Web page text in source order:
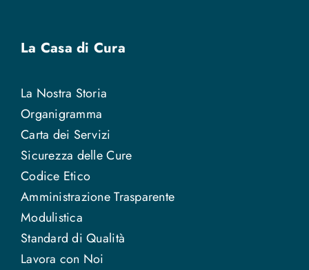
La Casa di Cura
La Nostra Storia
Organigramma
Carta dei Servizi
Sicurezza delle Cure
Codice Etico
Amministrazione Trasparente
Modulistica
Standard di Qualità
Lavora con Noi